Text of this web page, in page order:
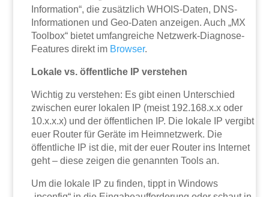
Information“, die zusätzlich WHOIS-Daten, DNS-
Informationen und Geo-Daten anzeigen. Auch „MX
Toolbox“ bietet umfangreiche Netzwerk-Diagnose-
Features direkt im Browser.
Lokale vs. öffentliche IP verstehen
Wichtig zu verstehen: Es gibt einen Unterschied
zwischen eurer lokalen IP (meist 192.168.x.x oder
10.x.x.x) und der öffentlichen IP. Die lokale IP vergibt
euer Router für Geräte im Heimnetzwerk. Die
öffentliche IP ist die, mit der euer Router ins Internet
geht – diese zeigen die genannten Tools an.
Um die lokale IP zu finden, tippt in Windows